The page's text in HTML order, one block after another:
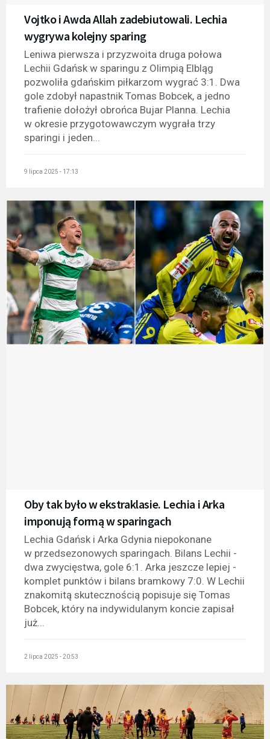
Vojtko i Awda Allah zadebiutowali. Lechia
wygrywa kolejny sparing
Leniwa pierwsza i przyzwoita druga połowa
Lechii Gdańsk w sparingu z Olimpią Elbląg
pozwoliła gdańskim piłkarzom wygrać 3:1. Dwa
gole zdobył napastnik Tomas Bobcek, a jedno
trafienie dołożył obrońca Bujar Planna. Lechia
w okresie przygotowawczym wygrała trzy
sparingi i jeden...
9 lipca 2025 - 17:13
Oby tak było w ekstraklasie. Lechia i Arka
imponują formą w sparingach
Lechia Gdańsk i Arka Gdynia niepokonane
w przedsezonowych sparingach. Bilans Lechii -
dwa zwycięstwa, gole 6:1. Arka jeszcze lepiej -
komplet punktów i bilans bramkowy 7:0. W Lechii
znakomitą skutecznością popisuje się Tomas
Bobcek, który na indywidulanym koncie zapisał
już...
2 lipca 2025 - 20:53